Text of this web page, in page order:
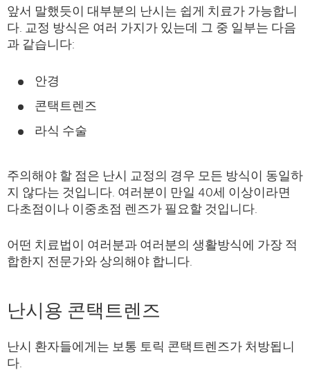
앞서 말했듯이 대부분의 난시는 쉽게 치료가 가능합니
다. 교정 방식은 여러 가지가 있는데 그 중 일부는 다음
과 같습니다:
안경
콘택트렌즈
라식 수술
주의해야 할 점은 난시 교정의 경우 모든 방식이 동일하
지 않다는 것입니다. 여러분이 만일 40세 이상이라면
다초점이나 이중초점 렌즈가 필요할 것입니다.
어떤 치료법이 여러분과 여러분의 생활방식에 가장 적
합한지 전문가와 상의해야 합니다.
난시용 콘택트렌즈
난시 환자들에게는 보통 토릭 콘택트렌즈가 처방됩니
다.